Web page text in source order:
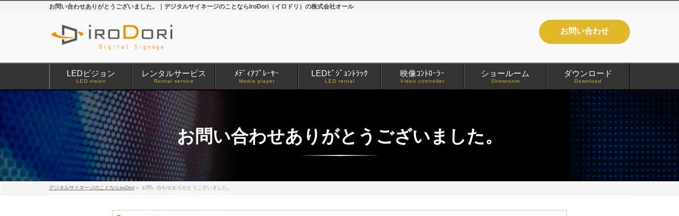
お問い合わせありがとうございました。｜デジタルサイネージのことならIroDori（イロドリ）の株式会社オール
お問い合わせ
LEDビジョン
LED vision
レンタルサービス
Rental service
ﾒﾃﾞｨｱﾌﾟﾚｰﾔｰ
Media player
LEDﾋﾞｼﾞｮﾝﾄﾗｯｸ
LED rental
映像ｺﾝﾄﾛｰﾗｰ
Video controller
ショールーム
Showroom
ダウンロード
Download
お問い合わせありがとうございました。
デジタルサイネージのことならiroDori » お問い合わせありがとうございました。